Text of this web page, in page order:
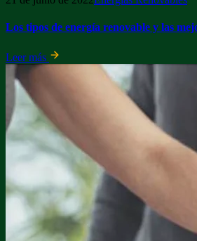
Los tipos de energía renovable y las
Leer más